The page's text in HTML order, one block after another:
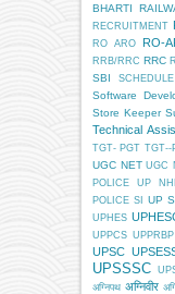
BHARTI
RECRUITMENT
RO ARO RO-
RRB/RRC RRC
SBI SCHEDULE
Software
Store Keeper
Technical
TGT- PGT TGT--
UGC NET UGC
POLICE
UP
POLICE SI
UP
UPHES
UPPCS UPPRBP
UPSC
UPSSSC
अग्निपथ अग्निवीर